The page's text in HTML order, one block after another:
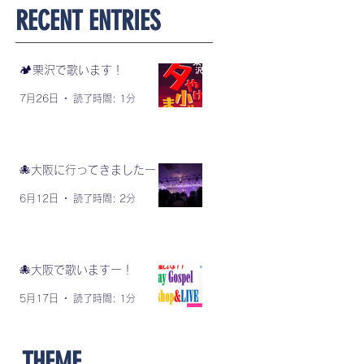
​RECENT ENTRIES
🏕️栗沢で歌います！
7月26日 読了時間: 1分
🐙大阪に行ってきましたー！
6月12日 読了時間: 2分
🐙大阪で歌いますー！
5月17日 読了時間: 1分